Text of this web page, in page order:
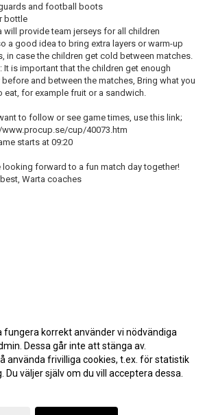
and football boots
bottle
will provide team jerseys for all children
a good idea to bring extra layers or warm-up
in case the children get cold between matches.
It is important that the children get enough
before and between the matches, Bring what you
eat, for example fruit or a sandwich.
to follow or see game times, use this link;
cup/40073.htm
starts at 09:20
looking forward to a fun match day together!
Warta coaches
till Webbversion
fungera korrekt använder vi nödvändiga
Dessa går inte att stänga av.
använda frivilliga cookies, t.ex. för statistik
väljer själv om du vill acceptera dessa.